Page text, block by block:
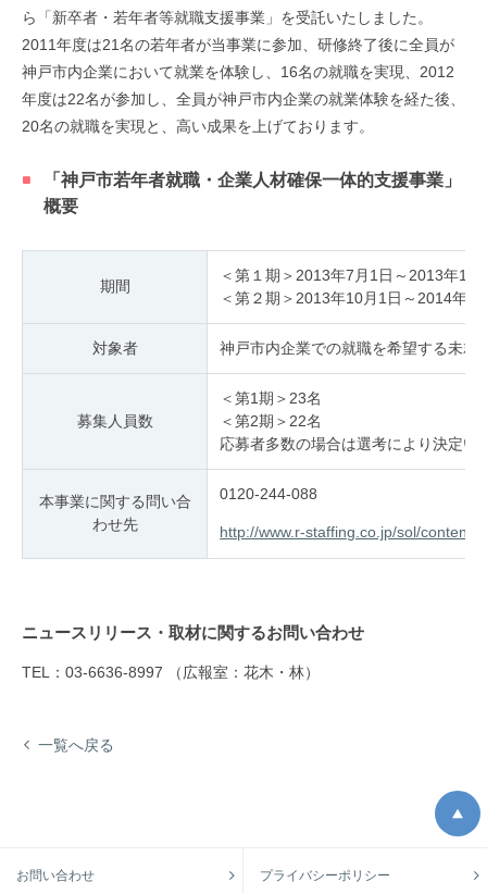
ら「新卒者・若年者等就職支援事業」を受託いたしました。
2011年度は21名の若年者が当事業に参加、研修終了後に全員が
神戸市内企業において就業を体験し、16名の就職を実現、2012
年度は22名が参加し、全員が神戸市内企業の就業体験を経た後、
20名の就職を実現と、高い成果を上げております。
「神戸市若年者就職・企業人材確保一体的支援事業」
概要
期間
＜第１期＞2013年7月1日～2013年11
＜第２期＞2013年10月1日～2014年2
対象者 神戸市内企業での就職を希望する未就
募集人員数
＜第1期＞23名
＜第2期＞22名
応募者多数の場合は選考により決定い
本事業に関する問い合
わせ先
0120-244-088
http://www.r-staffing.co.jp/sol/
ニュースリリース・取材に関するお問い合わせ
TEL：03-6636-8997 （広報室：花木・林）
一覧へ戻る
お問い合わせ プライバシーポリシー